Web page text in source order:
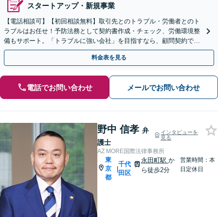
スタートアップ・新規事業
【電話相談可】【初回相談無料】取引先とのトラブル・労働者とのト
ラブルはお任せ！予防法務として契約書作成・チェック、労働環境整
備もサポート。「トラブルに強い会社」を目指すなら、顧問契約で基
盤固めを！【完全個室】【麹町駅／半蔵門駅3分】
料金表を見る
電話でお問い合わせ メールでお問い合わせ
野中 信孝 弁
護士
インタビューを
見る
AZ MORE国際法律事務所
東
京
都
|
千代
田区
永田町駅か
ら徒歩2分
営業時間：本
日定休日